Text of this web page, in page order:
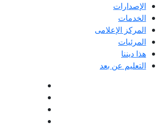
الإصدارات
الخدمات
المركز الإعلامى
المرئيات
هذا ديننا
التعليم عن بعد